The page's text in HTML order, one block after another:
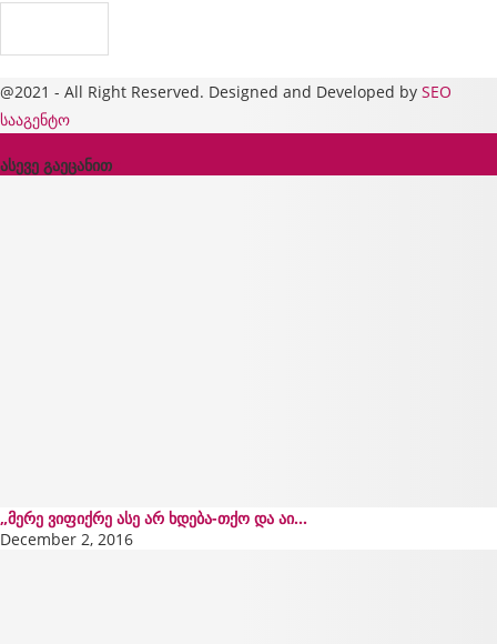
@2021 - All Right Reserved. Designed and Developed by SEO
სააგენტო
ასევე გაეცანით
„მერე ვიფიქრე ასე არ ხდება-თქო და აი...
December 2, 2016